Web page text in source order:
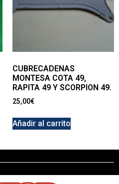
CUBRECADENAS
MONTESA COTA 49,
RAPITA 49 Y SCORPION 49.
25,00€
Añadir al carrito